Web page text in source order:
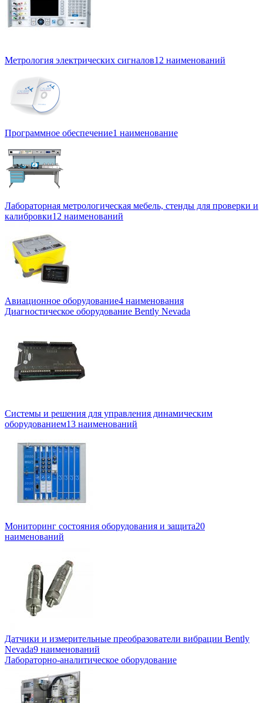
Метрология электрических сигналов12 наименований
Программное обеспечение1 наименование
Лабораторная метрологическая мебель, стенды для проверки и
калибровки12 наименований
Авиационное оборудование4 наименования
Диагностическое оборудование Bently Nevada
Системы и решения для управления динамическим
оборудованием13 наименований
Мониторинг состояния оборудования и защита20
наименований
Датчики и измерительные преобразователи вибрации Bently
Nevada9 наименований
Лабораторно-аналитическое оборудование